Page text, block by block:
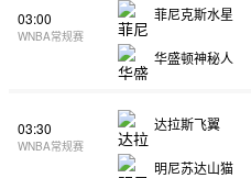
03:00
WNBA常规赛
菲尼克斯水星
华盛顿神秘人
03:30
WNBA常规赛
达拉斯飞翼
明尼苏达山猫